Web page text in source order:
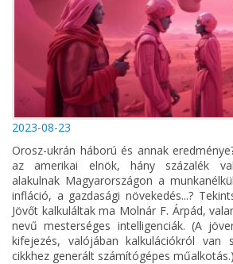
2023-08-23
Orosz-ukrán háború és annak
az amerikai elnök, hány százalék
alakulnak Magyarországon a
infláció, a gazdasági növekedés...?
Jövőt kalkuláltak ma Molnár F. Árpád,
nevű mesterséges intelligenciák. (A
kifejezés, valójában kalkulációkról van
cikkhez generált számítógépes műalkotás.)